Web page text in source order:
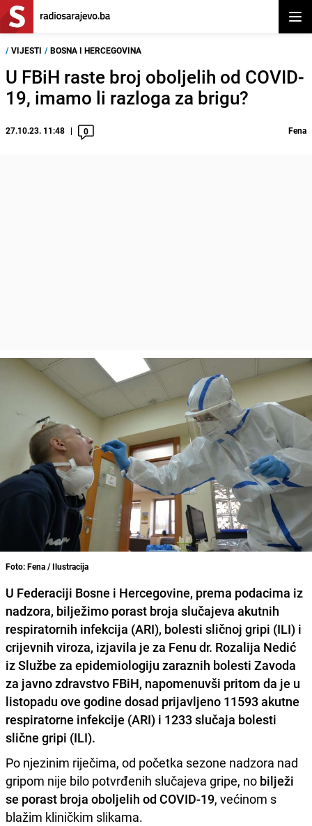
/ VIJESTI / BOSNA I HERCEGOVINA
U FBiH raste broj oboljelih od COVID-
19, imamo li razloga za brigu?
27.10.23. 11:48 0 Fena
Foto: Fena / Ilustracija
U Federaciji Bosne i Hercegovine, prema podacima iz
nadzora, bilježimo porast broja slučajeva akutnih
respiratornih infekcija (ARI), bolesti sličnoj gripi (ILI) i
crijevnih viroza, izjavila je za Fenu dr. Rozalija Nedić
iz Službe za epidemiologiju zaraznih bolesti Zavoda
za javno zdravstvo FBiH, napomenuvši pritom da je u
listopadu ove godine dosad prijavljeno 11593 akutne
respiratorne infekcije (ARI) i 1233 slučaja bolesti
slične gripi (ILI).
Po njezinim riječima, od početka sezone nadzora nad
gripom nije bilo potvrđenih slučajeva gripe, no bilježi
se porast broja oboljelih od COVID-19, većinom s
blažim kliničkim slikama.